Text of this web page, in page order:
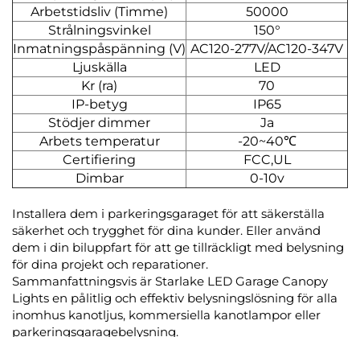
Arbetstidsliv (Timme)
50000
Strålningsvinkel
150°
Inmatningspåspänning (V) AC120-277V/AC120-347V
Ljuskälla
LED
Kr (ra)
70
IP-betyg
IP65
Stödjer dimmer
Ja
Arbets temperatur
-20~40℃
Certifiering
FCC,UL
Dimbar
0-10v
Installera dem i parkeringsgaraget för att säkerställa
säkerhet och trygghet för dina kunder. Eller använd
dem i din biluppfart för att ge tillräckligt med belysning
för dina projekt och reparationer.
Sammanfattningsvis är Starlake LED Garage Canopy
Lights en pålitlig och effektiv belysningslösning för alla
inomhus kanotljus, kommersiella kanotlampor eller
parkeringsgaragebelysning.